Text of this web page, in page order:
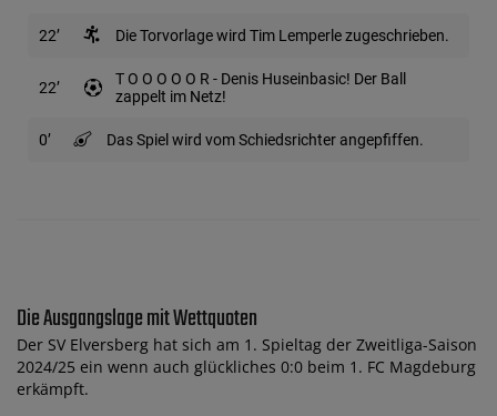
22 Die Torvorlage wird Tim Lemperle zugeschrieben.
22
T O O O O O R - Denis Huseinbasic! Der Ball
zappelt im Netz!
0 Das Spiel wird vom Schiedsrichter angepfiffen.
Die Ausgangslage mit Wettquoten
Der SV Elversberg hat sich am 1. Spieltag der Zweitliga-Saison
2024/25 ein wenn auch glückliches 0:0 beim 1. FC Magdeburg
erkämpft.